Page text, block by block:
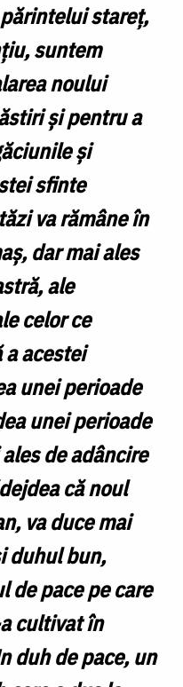
stareț,
suntem
noului
și pentru a
și
sfinte
va rămâne în
dar mai ales
ale
celor ce
acestei
unei perioade
unei perioade
de adâncire
că noul
va duce mai
duhul bun,
de pace pe care
cultivat în
duh de pace, un